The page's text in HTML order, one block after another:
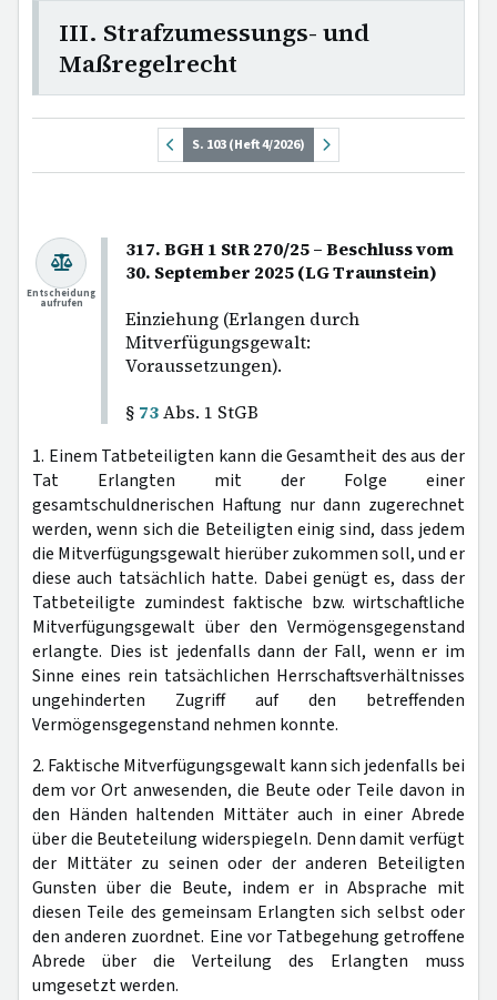
III. Strafzumessungs- und
Maßregelrecht
S. 103 (Heft 4/2026)
317. BGH 1 StR 270/25 – Beschluss vom
30. September 2025 (LG Traunstein)
Einziehung (Erlangen durch
Mitverfügungsgewalt:
Voraussetzungen).
§ 73Abs. 1 StGB
Entscheidung
aufrufen
1. Einem Tatbeteiligten kann die Gesamtheit des aus der
Tat Erlangten mit der Folge einer
gesamtschuldnerischen Haftung nur dann zugerechnet
werden, wenn sich die Beteiligten einig sind, dass jedem
die Mitverfügungsgewalt hierüber zukommen soll, und er
diese auch tatsächlich hatte. Dabei genügt es, dass der
Tatbeteiligte zumindest faktische bzw. wirtschaftliche
Mitverfügungsgewalt über den Vermögensgegenstand
erlangte. Dies ist jedenfalls dann der Fall, wenn er im
Sinne eines rein tatsächlichen Herrschaftsverhältnisses
ungehinderten Zugriff auf den betreffenden
Vermögensgegenstand nehmen konnte.
2. Faktische Mitverfügungsgewalt kann sich jedenfalls bei
dem vor Ort anwesenden, die Beute oder Teile davon in
den Händen haltenden Mittäter auch in einer Abrede
über die Beuteteilung widerspiegeln. Denn damit verfügt
der Mittäter zu seinen oder der anderen Beteiligten
Gunsten über die Beute, indem er in Absprache mit
diesen Teile des gemeinsam Erlangten sich selbst oder
den anderen zuordnet. Eine vor Tatbegehung getroffene
Abrede über die Verteilung des Erlangten muss
umgesetzt werden.